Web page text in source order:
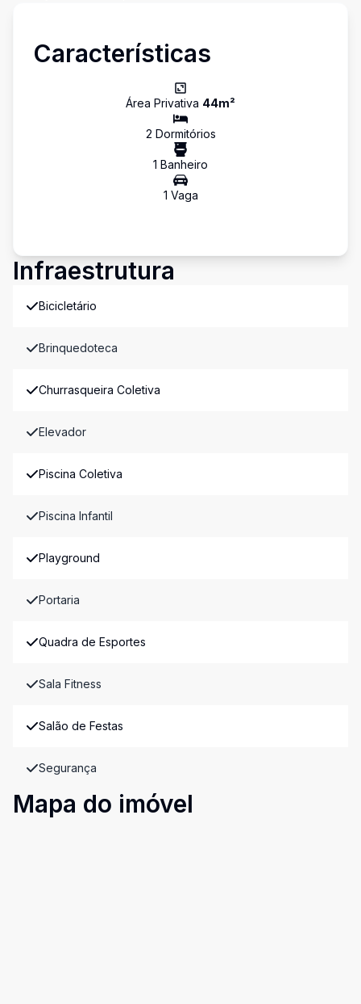
Características
Área Privativa 44m²
2 Dormitórios
1 Banheiro
1 Vaga
Infraestrutura
Bicicletário
Brinquedoteca
Churrasqueira Coletiva
Elevador
Piscina Coletiva
Piscina Infantil
Playground
Portaria
Quadra de Esportes
Sala Fitness
Salão de Festas
Segurança
Mapa do imóvel